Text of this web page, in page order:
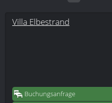
Villa Elbestrand
Buchungsanfrage